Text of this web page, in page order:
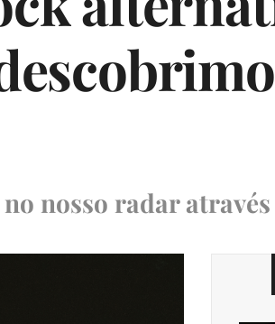
nosso radar